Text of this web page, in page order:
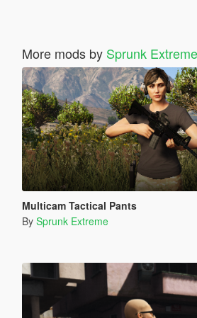
More mods by Sprunk Extreme
Multicam Tactical Pants
By Sprunk Extreme